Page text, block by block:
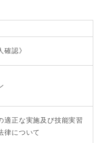
認》
適正な実施及び技能実習
律について